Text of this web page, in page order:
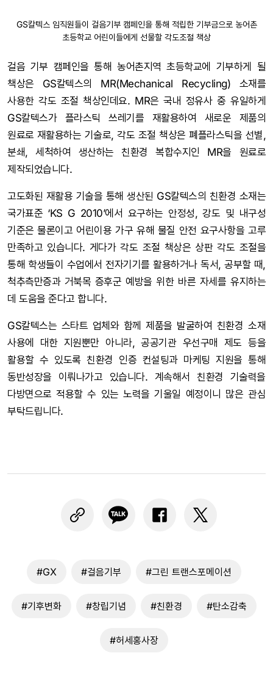
GS칼텍스 임직원들이 걸음기부 캠페인을 통해 적립한 기부금으로 농어촌
초등학교 어린이들에게 선물할 각도조절 책상
걸음 기부 캠페인을 통해 농어촌지역 초등학교에 기부하게 될
책상은 GS칼텍스의 MR(Mechanical Recycling) 소재를
사용한 각도 조절 책상인데요. MR은 국내 정유사 중 유일하게
GS칼텍스가 플라스틱 쓰레기를 재활용하여 새로운 제품의
원료로 재활용하는 기술로, 각도 조절 책상은 폐플라스틱을 선별,
분쇄, 세척하여 생산하는 친환경 복합수지인 MR을 원료로
제작되었습니다.
고도화된 재활용 기술을 통해 생산된 GS칼텍스의 친환경 소재는
국가표준 ‘KS G 2010’에서 요구하는 안정성, 강도 및 내구성
기준은 물론이고 어린이용 가구 유해 물질 안전 요구사항을 고루
만족하고 있습니다. 게다가 각도 조절 책상은 상판 각도 조절을
통해 학생들이 수업에서 전자기기를 활용하거나 독서, 공부할 때,
척추측만증과 거북목 증후군 예방을 위한 바른 자세를 유지하는
데 도움을 준다고 합니다.
GS칼텍스는 스타트 업체와 함께 제품을 발굴하여 친환경 소재
사용에 대한 지원뿐만 아니라, 공공기관 우선구매 제도 등을
활용할 수 있도록 친환경 인증 컨설팅과 마케팅 지원을 통해
동반성장을 이뤄나가고 있습니다. 계속해서 친환경 기술력을
다방면으로 적용할 수 있는 노력을 기울일 예정이니 많은 관심
부탁드립니다.
#GX #걸음기부 #그린 트랜스포메이션
#기후변화 #창립기념 #친환경 #탄소감축
#허세홍사장